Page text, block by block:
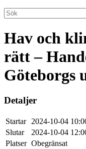
Hav och
rätt –
Göteborgs
Detaljer
Startar
2024-10-04
Slutar
2024-10-04
Platser Obegränsat